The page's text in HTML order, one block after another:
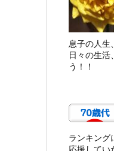
息子の人生
日々の生活
う！！
ランキング
応援してい